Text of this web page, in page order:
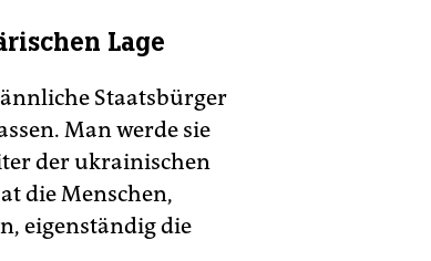
Lage
Staatsbürger
Man werde sie
der ukrainischen
die Menschen,
eigenständig die